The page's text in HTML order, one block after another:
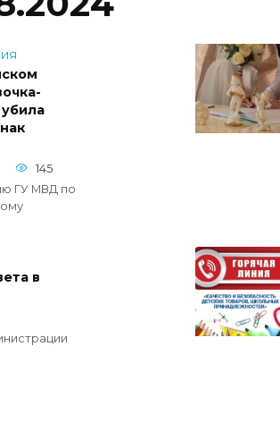
145
ГУ МВД по
в